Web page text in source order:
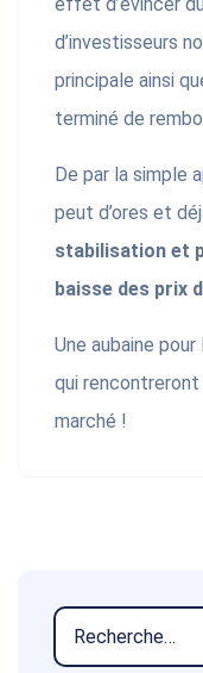
d’investisseurs
principale ainsi
terminé de
De par la simple
peut d’ores et
stabilisation et
baisse des prix
Une aubaine
qui
marché !